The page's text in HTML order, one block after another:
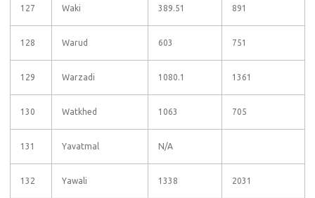
127 Waki 389.51 891
128 Warud 603 751
129 Warzadi 1080.1 1361
130 Watkhed 1063 705
131 Yavatmal N/A
132 Yawali 1338 2031